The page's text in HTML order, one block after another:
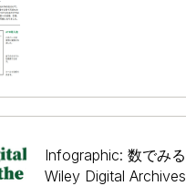
Infographic: 数でみる
Wiley Digital Archives